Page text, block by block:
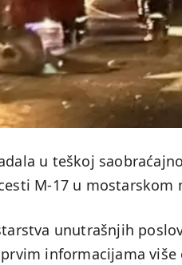
u teškoj
M-17 u mostarskom
unutrašnjih
informacijama više